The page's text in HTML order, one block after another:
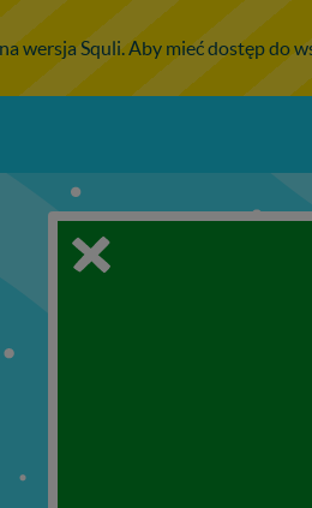
wersja Squli. Aby mieć dostęp do